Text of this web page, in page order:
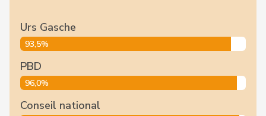
Urs Gasche
93,5%
PBD
96,0%
Conseil national